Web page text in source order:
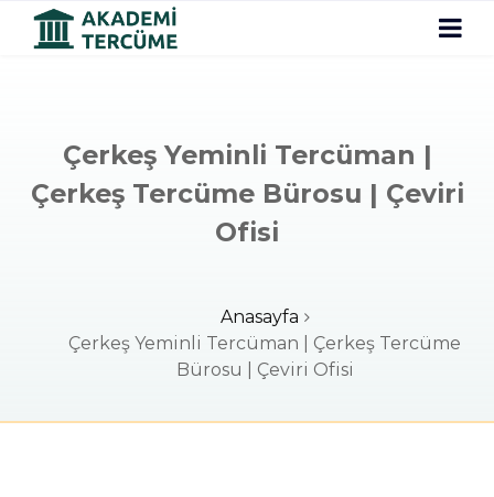
Çerkeş Yeminli Tercüman |
Çerkeş Tercüme Bürosu | Çeviri
Ofisi
Anasayfa
Çerkeş Yeminli Tercüman | Çerkeş Tercüme
Bürosu | Çeviri Ofisi